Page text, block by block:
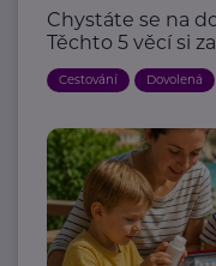
Chystáte se na
Těchto 5 věcí si
Cestování Dovolená